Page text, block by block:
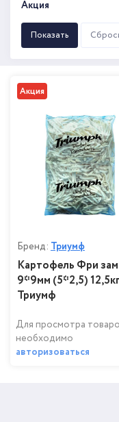
Акция
Бренд: Триумф
Картофель Фри зам
9*9мм (5*2,5) 12,5кг
Триумф
Для просмотра
необходимо
авторизоваться
Акция